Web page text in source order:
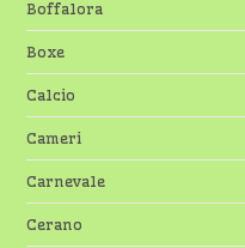
Boffalora
Boxe
Calcio
Cameri
Carnevale
Cerano